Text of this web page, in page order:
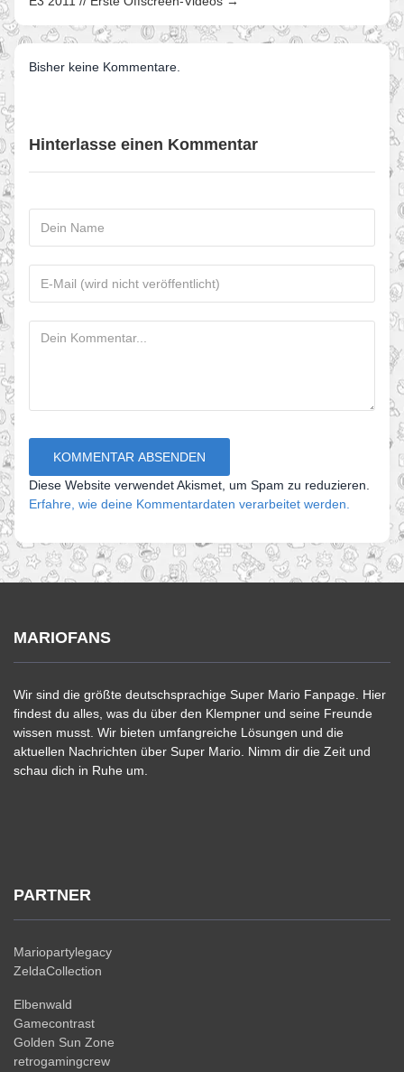
Bisher keine Kommentare.
Hinterlasse einen Kommentar
Diese Website verwendet Akismet, um Spam zu reduzieren.
Erfahre, wie deine Kommentardaten verarbeitet werden.
MARIOFANS
Wir sind die größte deutschsprachige Super Mario Fanpage. Hier
findest du alles, was du über den Klempner und seine Freunde
wissen musst. Wir bieten umfangreiche Lösungen und die
aktuellen Nachrichten über Super Mario. Nimm dir die Zeit und
schau dich in Ruhe um.
PARTNER
Mariopartylegacy
ZeldaCollection
Elbenwald
Gamecontrast
Golden Sun Zone
retrogamingcrew